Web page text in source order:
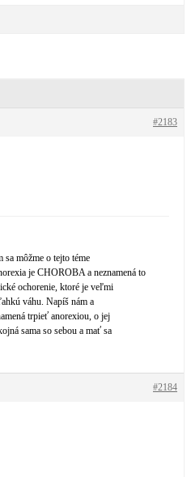
#2183
sa môžme o tejto téme
je CHOROBA a neznamená to
ochorenie, ktoré je veľmi
váhu. Napíš nám a
trpieť anorexiou, o jej
sama so sebou a mať sa
#2184